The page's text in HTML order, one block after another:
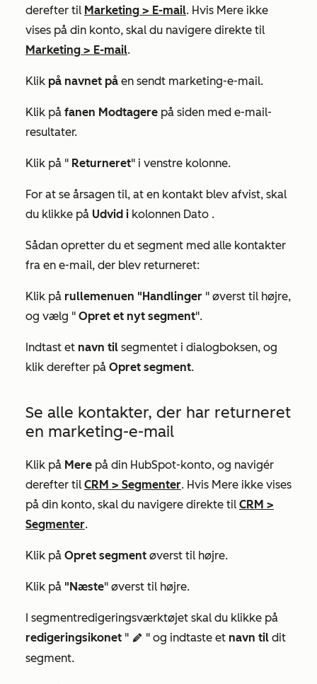
derefter til Marketing > E-mail. Hvis Mere ikke
vises på din konto, skal du navigere direkte til
Marketing > E-mail.
Klik på navnet på en sendt marketing-e-mail.
Klik på fanen Modtagere på siden med e-mail-
resultater.
Klik på " Returneret" i venstre kolonne.
For at se årsagen til, at en kontakt blev afvist, skal
du klikke på Udvid i kolonnen Dato .
Sådan opretter du et segment med alle kontakter
fra en e-mail, der blev returneret:
Klik på rullemenuen "Handlinger " øverst til højre,
og vælg " Opret et nyt segment".
Indtast et navn til segmentet i dialogboksen, og
klik derefter på Opret segment.
Se alle kontakter, der har returneret
en marketing-e-mail
Klik på Mere på din HubSpot-konto, og navigér
derefter til CRM > Segmenter. Hvis Mere ikke vises
på din konto, skal du navigere direkte til CRM >
Segmenter.
Klik på Opret segment øverst til højre.
Klik på "Næste" øverst til højre.
I segmentredigeringsværktøjet skal du klikke på
redigeringsikonet " edit " og indtaste et navn til dit
segment.